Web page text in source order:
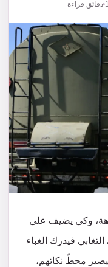
1 دقائق قراءة
وكي يضيف على
فيدرك الغباء
محطّ نكاتهم،